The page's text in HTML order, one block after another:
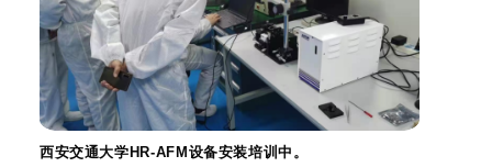
西安交通大学HR-AFM设备安装培训中。